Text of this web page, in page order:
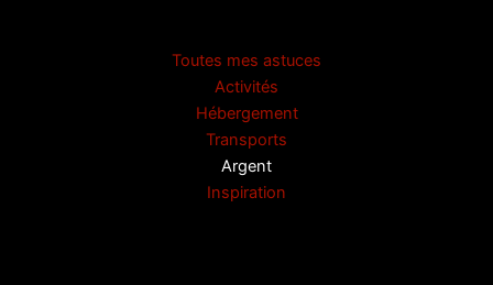
Toutes mes astuces
Activités
Hébergement
Transports
Argent
Inspiration